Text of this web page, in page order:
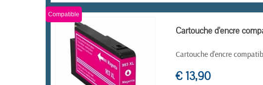
Compatible
Cartouche d'encre
Cartouche d'encre
€ 13,90